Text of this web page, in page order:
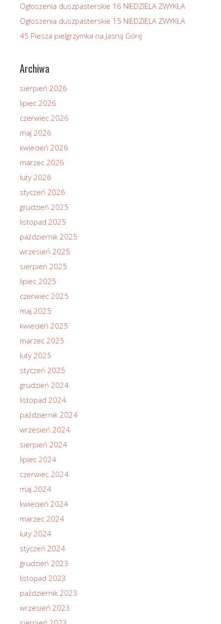
Ogłoszenia duszpasterskie 16 NIEDZIELA ZWYKŁA
Ogłoszenia duszpasterskie 15 NIEDZIELA ZWYKŁA
45 Piesza pielgrzymka na Jasną Górę
Archiwa
sierpień 2026
lipiec 2026
czerwiec 2026
maj 2026
kwiecień 2026
marzec 2026
luty 2026
styczeń 2026
grudzień 2025
listopad 2025
październik 2025
wrzesień 2025
sierpień 2025
lipiec 2025
czerwiec 2025
maj 2025
kwiecień 2025
marzec 2025
luty 2025
styczeń 2025
grudzień 2024
listopad 2024
październik 2024
wrzesień 2024
sierpień 2024
lipiec 2024
czerwiec 2024
maj 2024
kwiecień 2024
marzec 2024
luty 2024
styczeń 2024
grudzień 2023
listopad 2023
październik 2023
wrzesień 2023